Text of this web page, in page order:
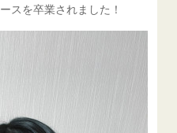
スを卒業されました！